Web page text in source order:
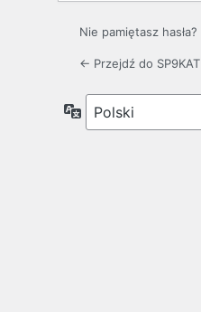
Nie pamiętasz hasła?
← Przejdź do SP9KAT
Język